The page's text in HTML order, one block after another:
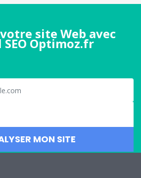
site Web avec
Optimoz.fr